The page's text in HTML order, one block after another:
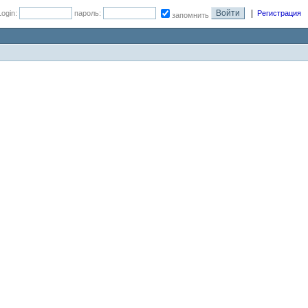
пароль: запомнить Регистрация